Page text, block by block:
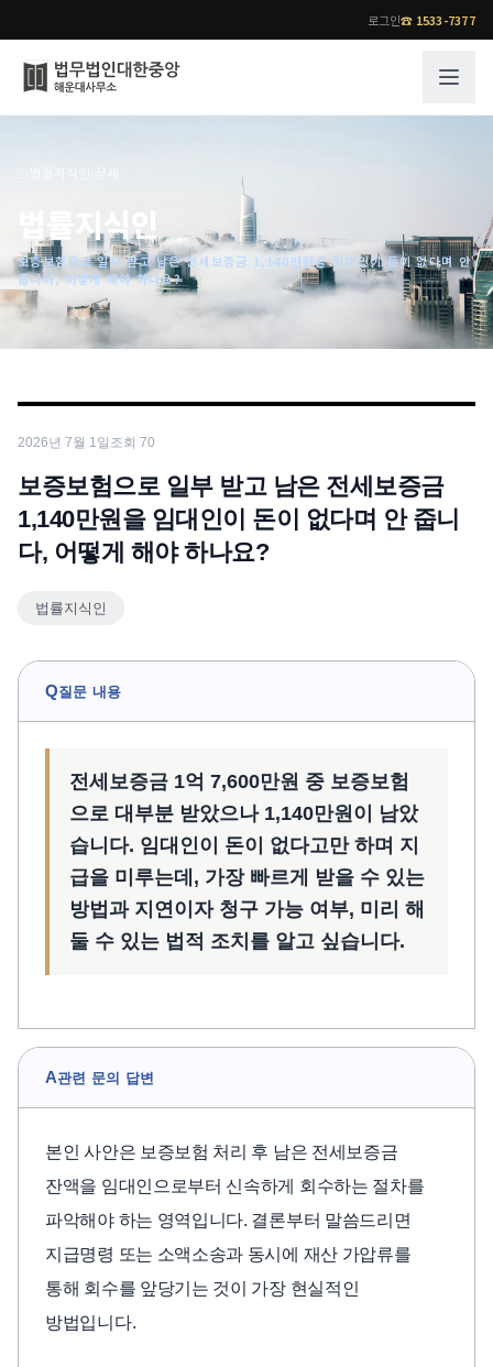
로그인☎ 1533-7377
오시는 길
통합검색
기업 인사이트
사례분석/최신동향
법률정보
소식/자료
언론보도
공지사항
법률서식
법률지식인
보증보험으로 일부 받고 남은 전세보증금 1,140만원을 임대인이 돈이 없다며 안
줍니다, 어떻게 해야 하나요?
2026년 7월 1일 조회 70
보증보험으로 일부 받고 남은 전세보증금
1,140만원을 임대인이 돈이 없다며 안 줍니
다, 어떻게 해야 하나요?
법률지식인
Q질문 내용
전세보증금 1억 7,600만원 중 보증보험
으로 대부분 받았으나 1,140만원이 남았
습니다. 임대인이 돈이 없다고만 하며 지
급을 미루는데, 가장 빠르게 받을 수 있는
방법과 지연이자 청구 가능 여부, 미리 해
둘 수 있는 법적 조치를 알고 싶습니다.
A관련 문의 답변
본인 사안은 보증보험 처리 후 남은 전세보증금
잔액을 임대인으로부터 신속하게 회수하는 절차를
파악해야 하는 영역입니다. 결론부터 말씀드리면
지급명령 또는 소액소송과 동시에 재산 가압류를
통해 회수를 앞당기는 것이 가장 현실적인
방법입니다.